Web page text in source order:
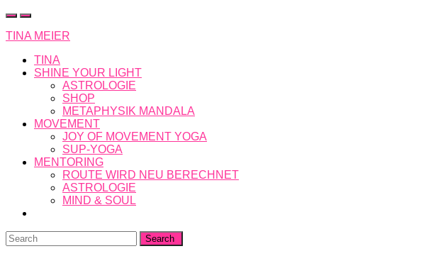
Skip
content
TINA MEIER
TINA
SHINE YOUR LIGHT
ASTROLOGIE
SHOP
METAPHYSIK MANDALA
MOVEMENT
JOY OF MOVEMENT YOGA
SUP-YOGA
MENTORING
ROUTE WIRD NEU BERECHNET
ASTROLOGIE
MIND & SOUL
Search
for: